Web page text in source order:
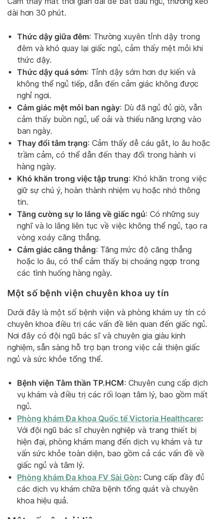
dài hơn 30 phút.
Thức dậy giữa đêm: Thường xuyên tỉnh dậy trong
đêm và khó quay lại giấc ngủ, cảm thấy mệt mỏi khi
thức dậy.
Thức dậy quá sớm: Tỉnh dậy sớm hơn dự kiến và
không thể ngủ tiếp, dẫn đến cảm giác không được
nghỉ ngơi.
Cảm giác mệt mỏi ban ngày: Dù đã ngủ đủ giờ, vẫn
cảm thấy buồn ngủ, uể oải và thiếu năng lượng vào
ban ngày.
Thay đổi tâm trạng: Cảm thấy dễ cáu gắt, lo âu hoặc
trầm cảm, có thể dẫn đến thay đổi trong hành vi
hàng ngày.
Khó khăn trong việc tập trung: Khó khăn trong việc
giữ sự chú ý, hoàn thành nhiệm vụ hoặc nhớ thông
tin.
Tăng cường sự lo lắng về giấc ngủ: Có những suy
nghĩ và lo lắng liên tục về việc không thể ngủ, tạo ra
vòng xoáy căng thẳng.
Cảm giác căng thẳng: Tăng mức độ căng thẳng
hoặc lo âu, có thể cảm thấy bị choáng ngợp trong
các tình huống hàng ngày.
Một số bệnh viện chuyên khoa uy tín
Dưới đây là một số bệnh viện và phòng khám uy tín có
chuyên khoa điều trị các vấn đề liên quan đến giấc ngủ.
Nơi đây có đội ngũ bác sĩ và chuyên gia giàu kinh
nghiệm, sẵn sàng hỗ trợ bạn trong việc cải thiện giấc
ngủ và sức khỏe tổng thể.
Bệnh viện Tâm thần TP.HCM: Chuyên cung cấp dịch
vụ khám và điều trị các rối loạn tâm lý, bao gồm mất
ngủ.
Phòng khám Đa khoa Quốc tế Victoria Healthcare:
Với đội ngũ bác sĩ chuyên nghiệp và trang thiết bị
hiện đại, phòng khám mang đến dịch vụ khám và tư
vấn sức khỏe toàn diện, bao gồm cả các vấn đề về
giấc ngủ và tâm lý.
Phòng khám Đa khoa FV Sài Gòn: Cung cấp đầy đủ
các dịch vụ khám chữa bệnh tổng quát và chuyên
khoa hiệu quả.